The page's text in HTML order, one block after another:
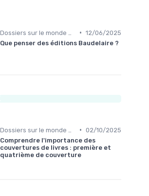
• 12/06/2025
Que penser des éditions Baudelaire ?
• 02/10/2025
Comprendre l'importance des
couvertures de livres : première et
quatrième de couverture